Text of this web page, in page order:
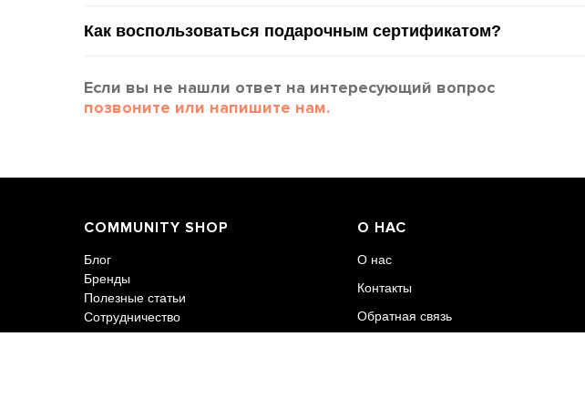
Как воспользоваться подарочным сертификатом?
Если вы не нашли ответ на интересующий вопрос
позвоните или напишите нам.
COMMUNITY SHOP
Блог
Бренды
Полезные статьи
Сотрудничество
О НАС
О нас
Контакты
Обратная связь